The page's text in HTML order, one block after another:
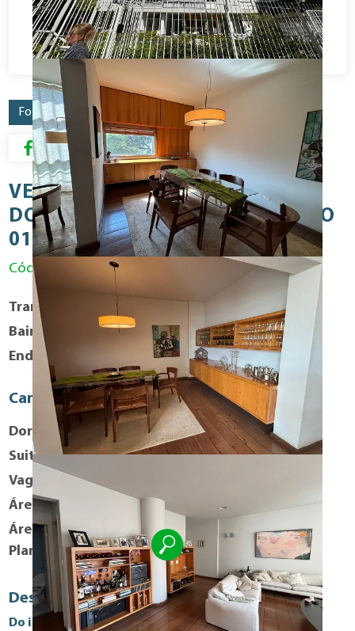
Fotos Mapa Resumo para Download
VENDA - HIGIENÓPOLIS APTO 02
DORM 130M2 Á.Ú PRÉDIO ICÔNICO
01 VAGA!!!
Código: VEN1386RES
Transação Compra
Bairro Higienopolis
Endereço Rua: Marques de Itu
Caracteristicas Fisicas
Dormitórios 2
Suites 0
Vaga
Área útil 130 m²
Área Total
Planta Baixa
Descrição
Do imóvel